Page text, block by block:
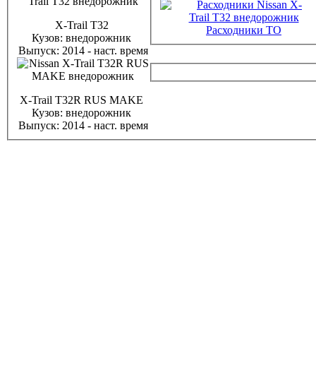
X-Trail T32
Кузов: внедорожник
Выпуск: 2014 - наст. время
Расходники ТО
X-Trail T32R RUS MAKE
Кузов: внедорожник
Выпуск: 2014 - наст. время